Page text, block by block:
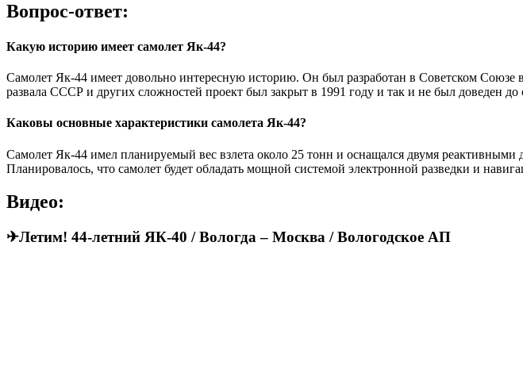
Вопрос-ответ:
Какую историю имеет самолет Як-44?
Самолет Як-44 имеет довольно интересную историю. Он был разработан в Советском Союзе
развала СССР и других сложностей проект был закрыт в 1991 году и так и не был доведен до
Каковы основные характеристики самолета Як-44?
Самолет Як-44 имел планируемый вес взлета около 25 тонн и оснащался двумя реактивными
Планировалось, что самолет будет обладать мощной системой электронной разведки и
Видео:
✈Летим! 44-летний ЯК-40 / Вологда – Москва / Вологодское АП